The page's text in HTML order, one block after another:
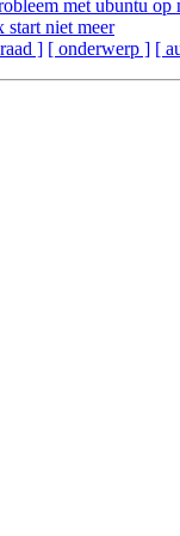
met ubuntu op
niet meer
] [ onderwerp ] [